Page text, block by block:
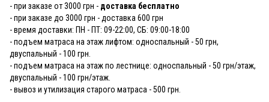
- при заказе от 3000 грн - доставка бесплатно
- при заказе до 3000 грн - доставка 600 грн
- время доставки: ПН - ПТ: 09-22:00, СБ: 09:00-18:00
- подъем матраса на этаж лифтом: односпальный - 50 грн,
двуспальный - 100 грн.
- подъем матраса на этаж по лестнице: односпальный - 50 грн/этаж,
двуспальный - 100 грн/этаж.
- вывоз и утилизация старого матраса - 500 грн.